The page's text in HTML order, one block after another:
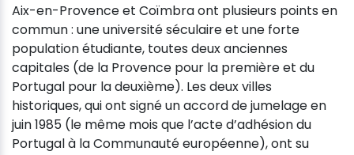
Aix-en-Provence et Coïmbra ont plusieurs points en
commun : une université séculaire et une forte
population étudiante, toutes deux anciennes
capitales (de la Provence pour la première et du
Portugal pour la deuxième). Les deux villes
historiques, qui ont signé un accord de jumelage en
juin 1985 (le même mois que l’acte d’adhésion du
Portugal à la Communauté européenne), ont su